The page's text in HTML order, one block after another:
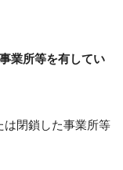
事業所等を有してい
閉鎖した事業所等